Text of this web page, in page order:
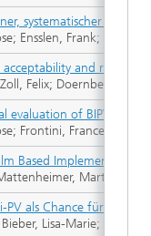
systematischer
Ensslen, Frank;
acceptability and
Felix; Doernberg,
evaluation of BIPV
Frontini, Francesco;
Based
Martin;
PV als Chance für
Lisa-Marie;